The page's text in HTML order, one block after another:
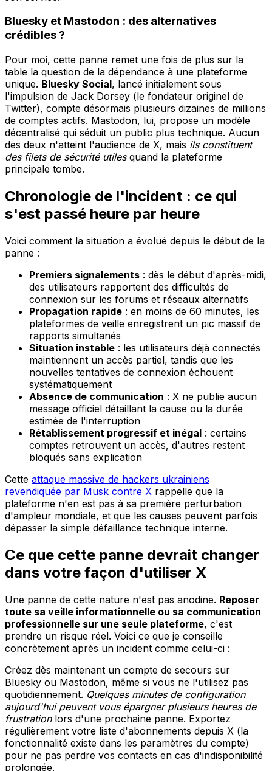
Bluesky et Mastodon : des alternatives
crédibles ?
Pour moi, cette panne remet une fois de plus sur la
table la question de la dépendance à une plateforme
unique. Bluesky Social, lancé initialement sous
l'impulsion de Jack Dorsey (le fondateur originel de
Twitter), compte désormais plusieurs dizaines de millions
de comptes actifs. Mastodon, lui, propose un modèle
décentralisé qui séduit un public plus technique. Aucun
des deux n'atteint l'audience de X, mais ils constituent
des filets de sécurité utilesquand la plateforme
principale tombe.
Chronologie de l'incident : ce qui
s'est passé heure par heure
Voici comment la situation a évolué depuis le début de la
panne :
Premiers signalements : dès le début d'après-midi,
des utilisateurs rapportent des difficultés de
connexion sur les forums et réseaux alternatifs
Propagation rapide : en moins de 60 minutes, les
plateformes de veille enregistrent un pic massif de
rapports simultanés
Situation instable : les utilisateurs déjà connectés
maintiennent un accès partiel, tandis que les
nouvelles tentatives de connexion échouent
systématiquement
Absence de communication : X ne publie aucun
message officiel détaillant la cause ou la durée
estimée de l'interruption
Rétablissement progressif et inégal : certains
comptes retrouvent un accès, d'autres restent
bloqués sans explication
Cette attaque massive de hackers ukrainiens
revendiquée par Musk contre X rappelle que la
plateforme n'en est pas à sa première perturbation
d'ampleur mondiale, et que les causes peuvent parfois
dépasser la simple défaillance technique interne.
Ce que cette panne devrait changer
dans votre façon d'utiliser X
Une panne de cette nature n'est pas anodine. Reposer
toute sa veille informationnelle ou sa communication
professionnelle sur une seule plateforme, c'est
prendre un risque réel. Voici ce que je conseille
concrètement après un incident comme celui-ci :
Créez dès maintenant un compte de secours sur
Bluesky ou Mastodon, même si vous ne l'utilisez pas
quotidiennement. Quelques minutes de configuration
aujourd'hui peuvent vous épargner plusieurs heures de
frustrationlors d'une prochaine panne. Exportez
régulièrement votre liste d'abonnements depuis X (la
fonctionnalité existe dans les paramètres du compte)
pour ne pas perdre vos contacts en cas d'indisponibilité
prolongée.